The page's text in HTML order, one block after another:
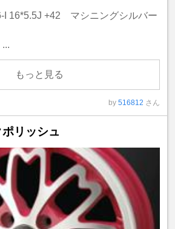
I 16*5.5J +42 マシニングシルバー
もっと見る
by 516812 さん
リッシュ